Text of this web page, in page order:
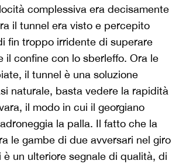
complessiva era decisamente
il tunnel era visto e percepito
fin troppo irridente di superare
il confine con lo sberleffo. Ora le
il tunnel è una soluzione
naturale, basta vedere la rapidità
il modo in cui il georgiano
la palla. Il fatto che la
le gambe di due avversari nel giro
un ulteriore segnale di qualità, di